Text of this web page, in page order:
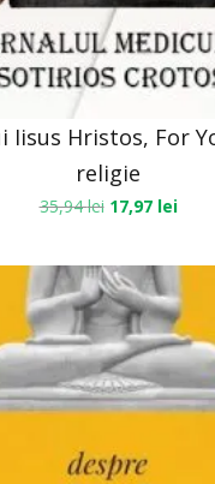
Iisus Hristos, For
religie
35,94lei 17,97 lei